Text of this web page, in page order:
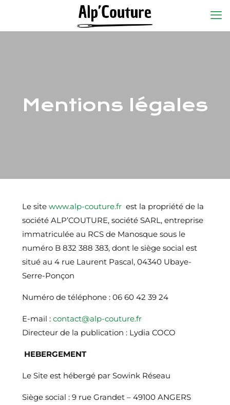
Mentions légales
Le site www.alp-couture.fr est la propriété de la
société ALP’COUTURE, société SARL, entreprise
immatriculée au RCS de Manosque sous le
numéro B 832 388 383, dont le siège social est
situé au 4 rue Laurent Pascal, 04340 Ubaye-
Serre-Ponçon
Numéro de téléphone : 06 60 42 39 24
E-mail : contact@alp-couture.fr
Directeur de la publication : Lydia COCO
HEBERGEMENT
Le Site est hébergé par Sowink Réseau
Siège social : 9 rue Grandet – 49100 ANGERS